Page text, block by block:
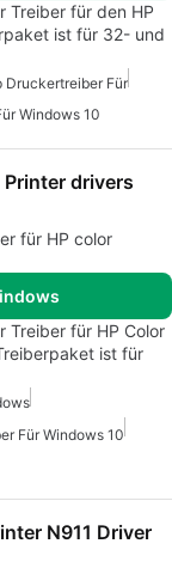
Treiber für den HP
ist für 32- und
Druckertreiber Für
Windows 10
drivers
für HP color
Treiber für HP Color
ist für
Für Windows 10
N911 Driver